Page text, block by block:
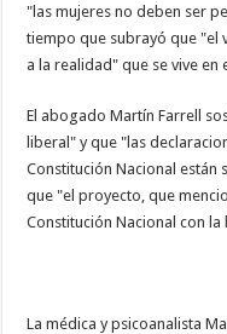
"las mujeres no deben ser
tiempo que subrayó que "el
a la realidad" que se vive en
El abogado Martín Farrell
liberal" y que "las
Constitución Nacional
que "el proyecto, que
Constitución Nacional con la
La médica y psicoanalista